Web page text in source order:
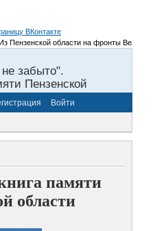
области на фронты Великой
забыто".
Пензенской
Войти
памяти
области